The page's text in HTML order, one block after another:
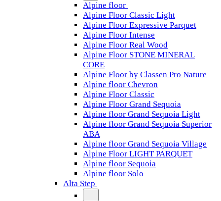
Alpine floor
Alpine Floor Classic Light
Alpine Floor Expressive Parquet
Alpine Floor Intense
Alpine Floor Real Wood
Alpine Floor STONE MINERAL
CORE
Alpine Floor by Classen Pro Nature
Alpine floor Chevron
Alpine Floor Classic
Alpine Floor Grand Sequoia
Alpine floor Grand Sequoia Light
Alpine floor Grand Sequoia Superior
ABA
Alpine floor Grand Sequoia Village
Alpine Floor LIGHT PARQUET
Alpine floor Sequoia
Alpine floor Solo
Alta Step